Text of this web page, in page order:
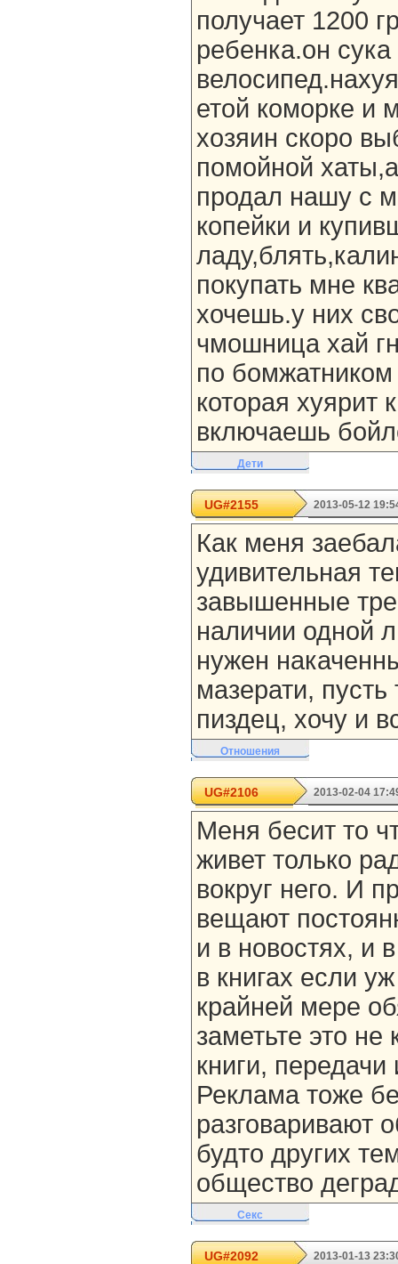
получает 1200
ребенка.он
етой коморке и
хозяин скоро
помойной
продал нашу с
копейки и
покупать мне
хочешь.у них
чмошница хай
по
которая хуярит
включаешь
Дети
UG#2155 2013-05-12
Как меня
удивительная
завышенные
наличии одной
нужен
мазерати,
пиздец, хочу и
Отношения
UG#2106 2013-02-04
Меня бесит то
живет только
вокруг него. И
вещают
и в новостях, и
в книгах если
крайней мере
заметьте это не
книги,
Реклама тоже
разговаривают
будто других
общество
Секс
UG#2092 2013-01-13